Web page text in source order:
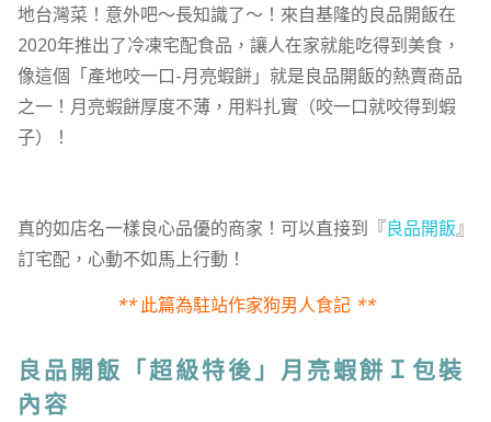
地台灣菜！意外吧～長知識了～！來自基隆的良品開飯在
2020年推出了冷凍宅配食品，讓人在家就能吃得到美食，
像這個「產地咬一口-月亮蝦餅」就是良品開飯的熱賣商品
之一！月亮蝦餅厚度不薄，用料扎實（咬一口就咬得到蝦
子）！
真的如店名一樣良心品優的商家！可以直接到『良品開飯』
訂宅配，心動不如馬上行動！
**此篇為駐站作家狗男人食記 **
良品開飯「超級特後」月亮蝦餅Ｉ包裝
內容